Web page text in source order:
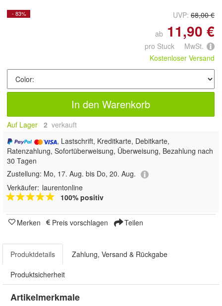
- 83% UVP: 68,00 €
ab 11,90 €
pro Stuck MwSt.
Kostenloser Versand
In den Warenkorb
Auf Lager 2 verkauft
, Lastschrift, Kreditkarte, Debitkarte,
Ratenzahlung, Sofortüberweisung, Überweisung, Bezahlung nach
30 Tagen
Zustellung: Mo, 17. Aug. bis Do, 20. Aug.
Verkäufer: laurentonline
100% positiv
Merken Preis vorschlagen Teilen
Produktdetails Zahlung, Versand & Rückgabe
Produktsicherheit
Artikelmerkmale